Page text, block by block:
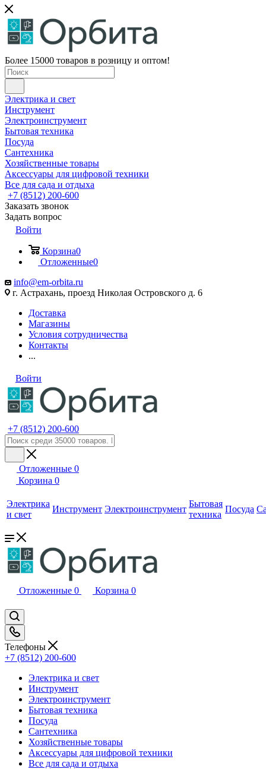
Более 15000 товаров в розницу и оптом!
Электрика и свет
Инструмент
Электроинструмент
Бытовая техника
Посуда
Сантехника
Хозяйственные товары
Аксессуары для цифровой техники
Все для сада и отдыха
+7 (8512) 200-600
Заказать звонок
Задать вопрос
Войти
Корзина0
Отложенные0
info@em-orbita.ru
г. Астрахань, проезд Николая Островского д. 6
Доставка
Магазины
Условия сотрудничества
Контакты
...
Войти
+7 (8512) 200-600
Отложенные 0
Корзина 0
Электрика
и свет
Инструмент Электроинструмент
Бытовая
техника
Посуда
Отложенные 0 Корзина 0
Телефоны
+7 (8512) 200-600
Электрика и свет
Инструмент
Электроинструмент
Бытовая техника
Посуда
Сантехника
Хозяйственные товары
Аксессуары для цифровой техники
Все для сада и отдыха